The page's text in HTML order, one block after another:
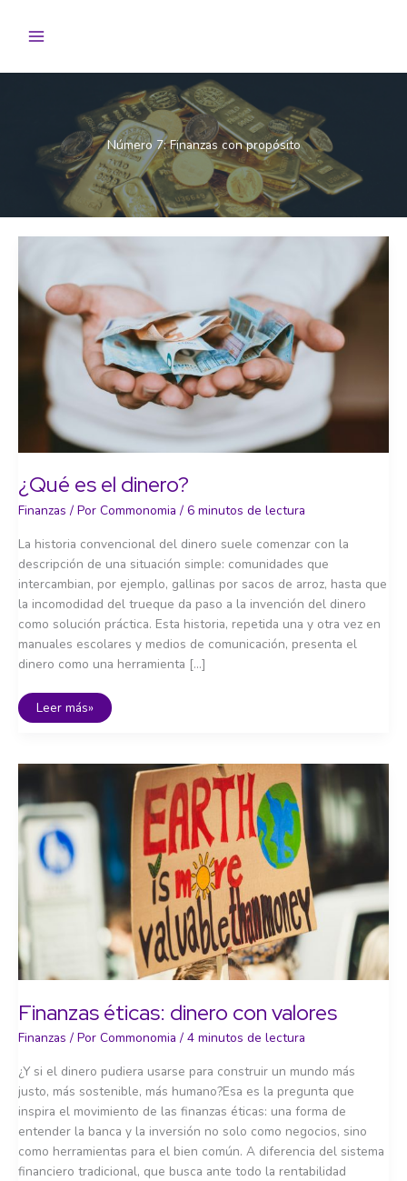
Número 7: Finanzas con propósito
¿Qué es el dinero?
Finanzas / Por Commonomia / 6 minutos de lectura
La historia convencional del dinero suele comenzar con la
descripción de una situación simple: comunidades que
intercambian, por ejemplo, gallinas por sacos de arroz, hasta que
la incomodidad del trueque da paso a la invención del dinero
como solución práctica. Esta historia, repetida una y otra vez en
manuales escolares y medios de comunicación, presenta el
dinero como una herramienta […]
¿Qué
es
Leer más»
Finanzas éticas: dinero con valores
Finanzas / Por Commonomia / 4 minutos de lectura
¿Y si el dinero pudiera usarse para construir un mundo más
justo, más sostenible, más humano?Esa es la pregunta que
inspira el movimiento de las finanzas éticas: una forma de
entender la banca y la inversión no solo como negocios, sino
como herramientas para el bien común. A diferencia del sistema
financiero tradicional, que busca ante todo la rentabilidad